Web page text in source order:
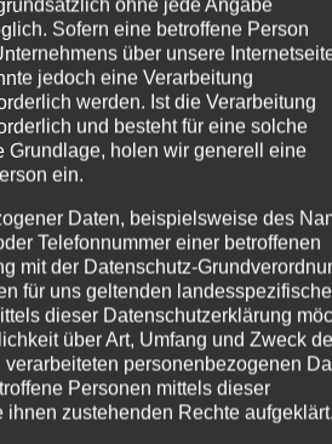
ohne jede Angabe
Sofern eine betroffene Person
über unsere
jedoch eine Verarbeitung
werden. Ist die Verarbeitung
und besteht für eine solche
Grundlage, holen wir generell eine
ein.
Daten, beispielsweise des
Telefonnummer einer betroffenen
mit der Datenschutz-
für uns geltenden
dieser Datenschutzerklärung
über Art, Umfang und Zweck
personenbezogenen
Personen mittels dieser
ihnen zustehenden Rechte aufgeklärt.